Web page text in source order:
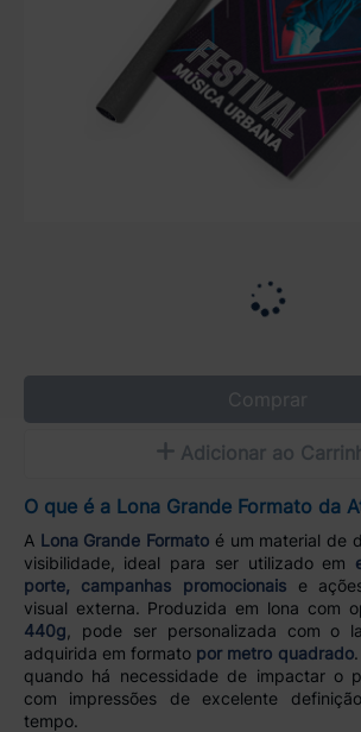
Comprar
Adicionar ao
O que é a Lona Grande Formato da
A Lona Grande Formato é um material de
visibilidade, ideal para ser utilizado em
porte, campanhas promocionaise
visual externa. Produzida em lona com
440g , pode ser personalizada com o
adquirida em formato por metro quadrado
quando há necessidade de impactar o
com impressões de excelente
tempo.